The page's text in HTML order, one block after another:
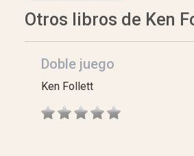
Otros libros de Ken
Doble juego
Ken Follett